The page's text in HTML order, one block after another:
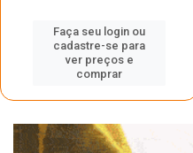
Faça seu login ou
cadastre-se para
ver preços e
comprar